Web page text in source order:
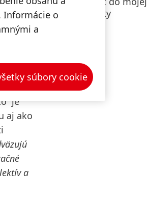
so
sa
je
aj ako
a
zbierky
Informácie o
a
súbory cookie